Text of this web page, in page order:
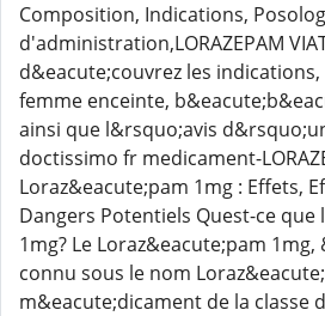
Composition, Indications,
d'administration,LORAZEPAM
d&eacute;couvrez les
femme enceinte,
ainsi que l&rsquo;avis
doctissimo fr medicament-
Loraz&eacute;pam 1mg : Effets,
Dangers Potentiels Quest-ce que
1mg? Le Loraz&eacute;pam
connu sous le nom
m&eacute;dicament de la classe